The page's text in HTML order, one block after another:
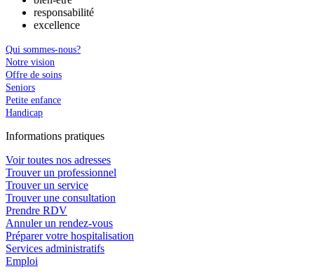
responsabilité
excellence
Qui sommes-nous?
Notre vision
Offre de soins
Seniors
Petite enfance
Handicap
Informations pratiques
Voir toutes nos adresses
Trouver un professionnel
Trouver un service
Trouver une consultation
Prendre RDV
Annuler un rendez-vous
Préparer votre hospitalisation
Services administratifs
Emploi​